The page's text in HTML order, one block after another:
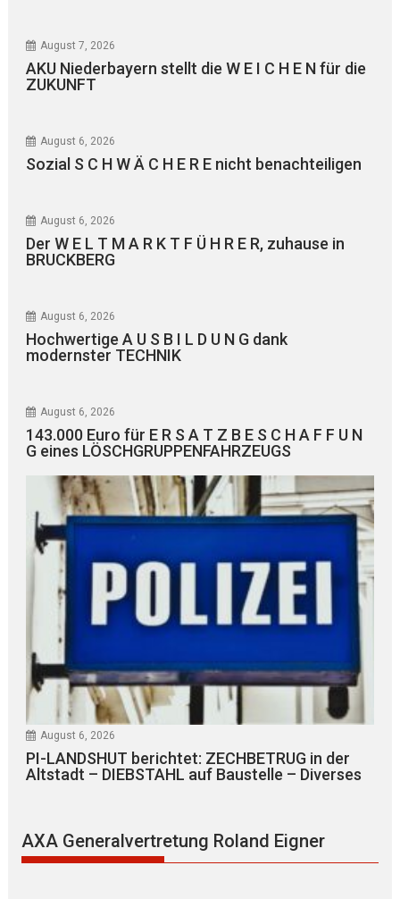
August 7, 2026
AKU Niederbayern stellt die W E I C H E N für die
ZUKUNFT
August 6, 2026
Sozial S C H W Ä C H E R E nicht benachteiligen
August 6, 2026
Der W E L T M A R K T F Ü H R E R, zuhause in
BRUCKBERG
August 6, 2026
Hochwertige A U S B I L D U N G dank
modernster TECHNIK
August 6, 2026
143.000 Euro für E R S A T Z B E S C H A F F U N
G eines LÖSCHGRUPPENFAHRZEUGS
August 6, 2026
PI-LANDSHUT berichtet: ZECHBETRUG in der
Altstadt – DIEBSTAHL auf Baustelle – Diverses
AXA Generalvertretung Roland Eigner